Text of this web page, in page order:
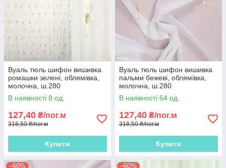
Вуаль тюль шифон вишивка
ромашки зелені, облямівка,
молочна, ш.280
В наявності 8 од.
127,40 ₴/пог.м
318,50 ₴/пог.м
Купити
Вуаль тюль шифон вишивка
пальми бежеві, облямівка,
молочна, ш.280
В наявності 64 од.
127,40 ₴/пог.м
318,50 ₴/пог.м
Купити
–60% –60%